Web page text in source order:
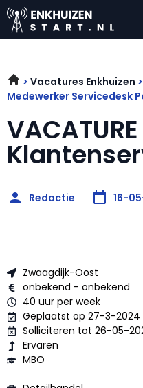
Vacatures Enkhuizen
Medewerker Servicedesk
Redactie 16-
Zwaagdijk-Oost
onbekend - onbekend
40 uur per week
Geplaatst op 27-3-2024
Solliciteren tot 26-05-
Ervaren
MBO